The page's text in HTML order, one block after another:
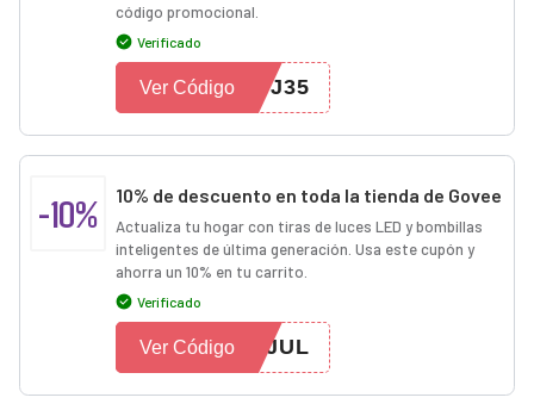
código promocional.
Verificado
GJ35
Ver Código
-10% 10% de descuento en toda la tienda de Govee
Actualiza tu hogar con tiras de luces LED y bombillas
inteligentes de última generación. Usa este cupón y
ahorra un 10% en tu carrito.
Verificado
0JUL
Ver Código